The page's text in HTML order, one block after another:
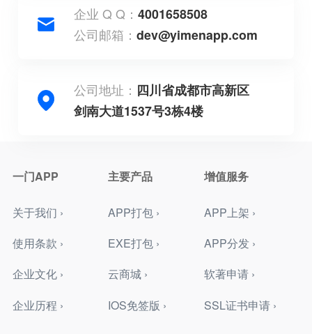
企业 Q Q：4001658508
公司邮箱：dev@yimenapp.com
公司地址： 四川省成都市高新区
剑南大道1537号3栋4楼
一门APP
关于我们 ›
使用条款 ›
企业文化 ›
企业历程 ›
主要产品
APP打包 ›
EXE打包 ›
云商城 ›
IOS免签版 ›
增值服务
APP上架 ›
APP分发 ›
软著申请 ›
SSL证书申请 ›